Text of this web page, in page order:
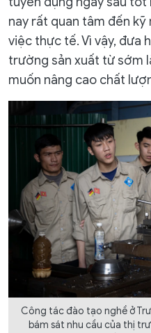
nay rất quan tâm đến kỹ
việc thực tế. Vì vậy, đưa
trường sản xuất từ sớm
muốn nâng cao chất
Công tác đào tạo nghề ở
bám sát nhu cầu của thị